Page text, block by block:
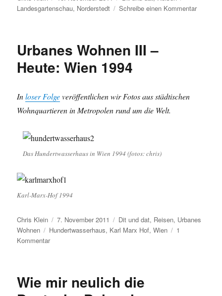
am
Landesgartenschau, Norderstedt Schreibe einen Kommentarzu
Urbanes Wohnen III –
Heute: Wien 1994
Inloser Folgeveröffentlichen wir Fotos aus städtischen
Wohnquartieren in Metropolen rund um die Welt.
Das Hundertwasserhaus in Wien 1994 (fotos: chris)
Karl-Marx-Hof 1994
Autor
Chris Klein
Veröffentlicht
am
7. November 2011 Kategorien
Dit und dat, Reisen, Urbanes
Wohnen
Schlagwörter
Hundertwasserhaus, Karl Marx Hof,Wien
1
Kommentarzu
–
Wie mir neulich die